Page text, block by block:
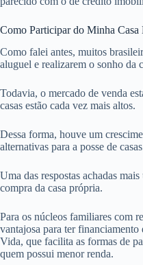
Como Participar do Minha
Como falei antes, muitos
aluguel e realizarem o sonho da
Todavia, o mercado de venda
casas estão cada vez mais altos.
Dessa forma, houve um
alternativas para a posse de
Uma das respostas achadas
compra da casa própria.
Para os núcleos familiares com
vantajosa para ter
Vida, que facilita as formas de
quem possui menor renda.